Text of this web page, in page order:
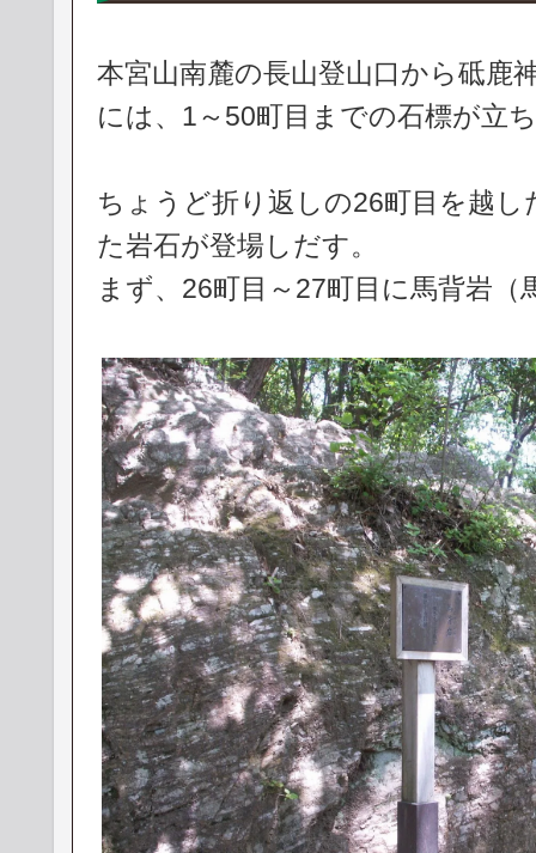
本宮山南麓の長山登山口から砥鹿
には、1～50町目までの石標が立
ちょうど折り返しの26町目を越
た岩石が登場しだす。
まず、26町目～27町目に馬背岩